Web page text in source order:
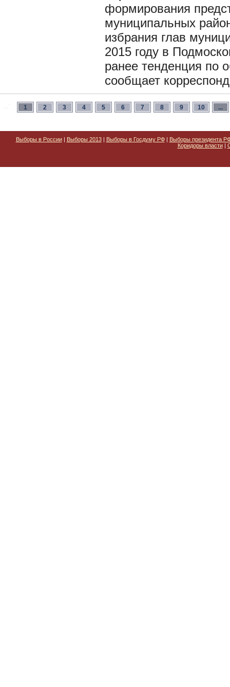
формирования
муниципальных
избрания глав
2015 году в
ранее тенденция по
сообщает
1 2 3 4 5 6 7 8 9 10 ...
Выборы в России| Выборы 2013| Выборы в Госдуму РФ| Выборы президента
Коридоры власти|